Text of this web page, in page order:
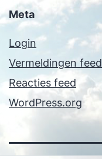
Meta
Login
Vermeldingen feed
Reacties feed
WordPress.org